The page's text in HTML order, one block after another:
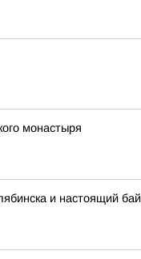
монастыря
и настоящий